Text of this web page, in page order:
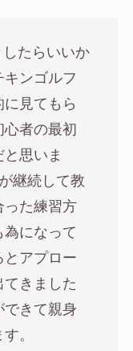
たらいいか
ンゴルフ
見てもら
心者の最初
思いま
継続して教
った練習方
になって
とアプロー
きました
できて親身
。